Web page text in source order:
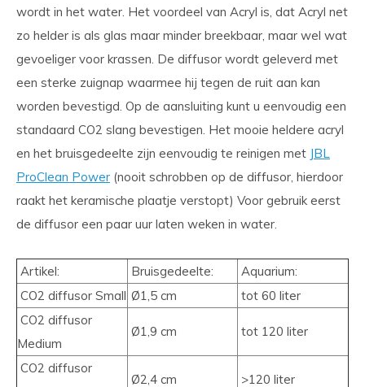
wordt in het water. Het voordeel van Acryl is, dat Acryl net
zo helder is als glas maar minder breekbaar, maar wel wat
gevoeliger voor krassen. De diffusor wordt geleverd met
een sterke zuignap waarmee hij tegen de ruit aan kan
worden bevestigd. Op de aansluiting kunt u eenvoudig een
standaard CO2 slang bevestigen. Het mooie heldere acryl
en het bruisgedeelte zijn eenvoudig te reinigen met JBL
ProClean Power (nooit schrobben op de diffusor, hierdoor
raakt het keramische plaatje verstopt) Voor gebruik eerst
de diffusor een paar uur laten weken in water.
Artikel: Bruisgedeelte:
Aquarium:
CO2 diffusor Small Ø1,5 cm
tot 60 liter
CO2 diffusor
Medium
Ø1,9 cm tot 120 liter
CO2 diffusor
Ø2,4 cm >120 liter